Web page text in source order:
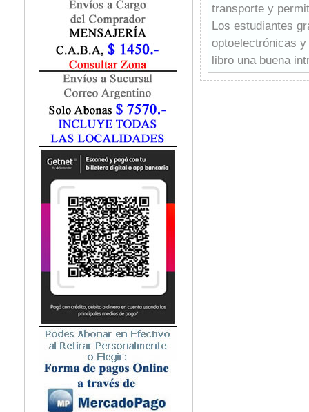
Marketing / Publicidad
Metodología Investigación
Negocios
Periodismo
Política
Programación
Psicología
Química
Recursos Humanos
Redes / LAN / WiFi
Sociología
transporte y
Los estudiantes
optoelectrónicas
libro una buena